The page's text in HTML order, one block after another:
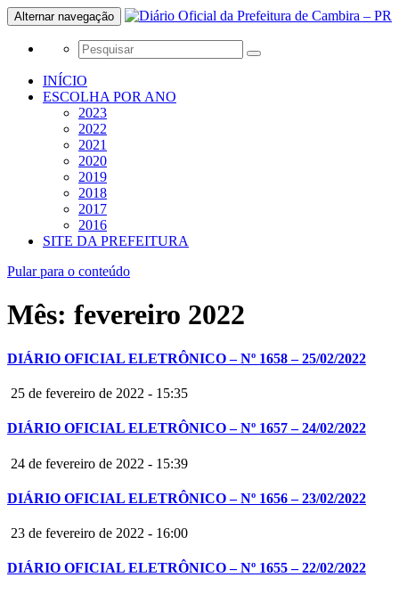
Alternar navegação
INÍCIO
ESCOLHA POR ANO
2023
2022
2021
2020
2019
2018
2017
2016
SITE DA PREFEITURA
Pular para o conteúdo
Mês: fevereiro 2022
DIÁRIO OFICIAL ELETRÔNICO – Nº 1658 – 25/02/2022
25 de fevereiro de 2022 - 15:35
DIÁRIO OFICIAL ELETRÔNICO – Nº 1657 – 24/02/2022
24 de fevereiro de 2022 - 15:39
DIÁRIO OFICIAL ELETRÔNICO – Nº 1656 – 23/02/2022
23 de fevereiro de 2022 - 16:00
DIÁRIO OFICIAL ELETRÔNICO – Nº 1655 – 22/02/2022